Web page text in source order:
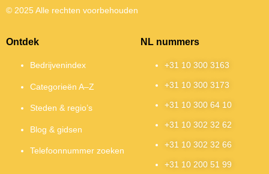
© 2025 Alle rechten voorbehouden
Ontdek
Bedrijvenindex
Categorieën A–Z
Steden & regio’s
Blog & gidsen
Telefoonnummer zoeken
NL nummers
+31 10 300 3163
+31 10 300 3173
+31 10 300 64 10
+31 10 302 32 62
+31 10 302 32 66
+31 10 200 51 99